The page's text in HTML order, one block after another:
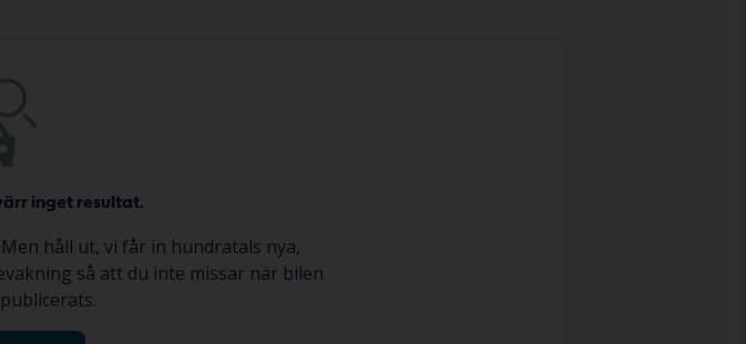
inget resultat.
håll ut, vi får in hundratals nya,
så att du inte missar när bilen